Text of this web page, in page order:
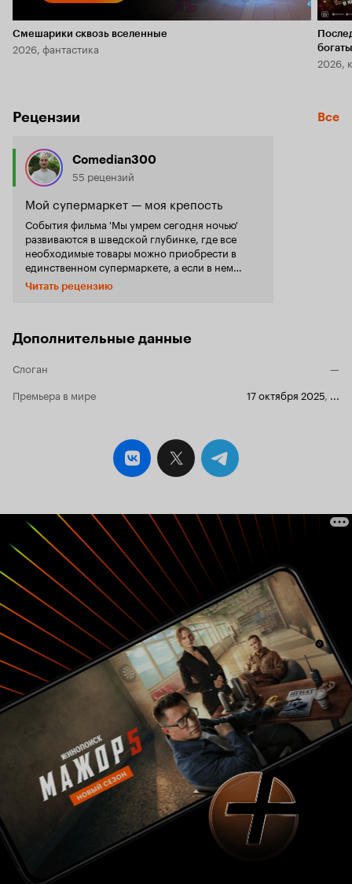
Смешарики сквозь вселенные
2026, фантастика
2026,
Рецензии Все
Comedian300
55 рецензий
Мой супермаркет — моя крепость
События фильма 'Мы умрем сегодня ночью'
развиваются в шведской глубинке, где все
необходимые товары можно приобрести в
единственном супермаркете, а если в нем
чего-то нет, то этого нет на многие мили
вокруг. В супермаркет на работу устраивается
поздним вечером в супермаркет забегают
раненые мужчина и женщина. Их преследует
группа агрессивных людей в масках.
покупатели решают забаррикадироваться в
супермаркете и дать отпор банде снаружи.
скандинавским оттенком. Есть в нем также
нотки комедии. Фильм смотрится достаточно
бодро и легко благодаря неплохой динамике
происходящих событий. Каждый герой фильма
героем стоит своя история, которая
раскрывается по ходу повествования. Пока
смотришь фильм, думаешь о том, чтобы сам
сделал на месте каждого конкретного героя и
даешь свою собственную моральную оценку.
Главная сюжетная линия тоже непростая.
Происхождение забежавших в супермаркет
раненых людей неизвестно. Кто они такие и
почему на них охотятся головорезы снаружи?
Я выдвигал некоторые догадки, но отгадать
полностью этот секрет собственными силами
не смог. Поэтому разгадку я получил ровно
тогда, когда это было запланировано автором
фильма. Однако, если подходить к просмотру
фильма с полной серьезностью, то можно
обнаружить некоторые логические
несоответствия в действиях или отсутствии
действий как тех, кто находится снаружи, так и
тех, кто внутри супермаркета. Например, уже в
самом начале фильма бандиты вместо того,
чтобы угрожать и многозначительно молчать,
могли спокойно объяснить свою позицию и
рассказать, почему им нужна та парочка
раненых людей. Возможно, тогда и не
случилось бы то, что случилось, раненых
выдали и обитателям супермаркета не
Читать рецензию
Дополнительные данные
Слоган
—
Премьера в мире
17 октября 2025